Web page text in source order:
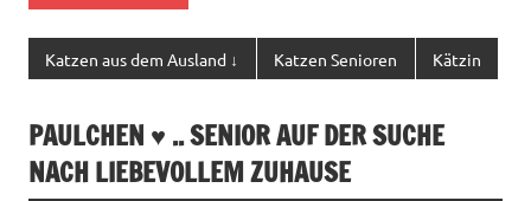
Katzen aus dem Ausland ↓ Katzen Senioren Kätzin
PAULCHEN ♥ .. SENIOR AUF DER SUCHE
NACH LIEBEVOLLEM ZUHAUSE